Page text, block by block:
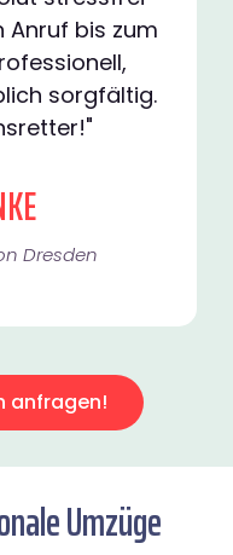
bis zum
sorgfältig.
Dresden​
anfragen!
Umzüge